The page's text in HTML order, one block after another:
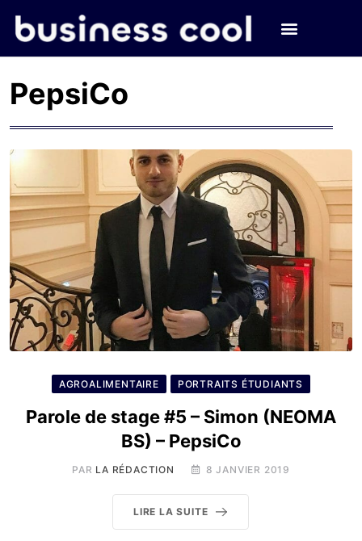
PepsiCo
AGROALIMENTAIRE PORTRAITS ÉTUDIANTS
Parole de stage #5 – Simon (NEOMA
BS) – PepsiCo
PAR LA RÉDACTION 8 JANVIER 2019
LIRE LA SUITE